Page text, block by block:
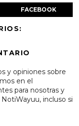
FACEBOOK
y opiniones sobre
en el
para nosotras y
incluso si